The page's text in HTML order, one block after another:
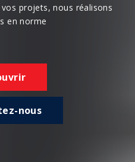
projets, nous réalisons
en norme
nous